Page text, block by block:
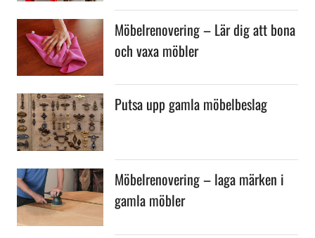
Möbelrenovering – Lär dig att bona
och vaxa möbler
Putsa upp gamla möbelbeslag
Möbelrenovering – laga märken i
gamla möbler